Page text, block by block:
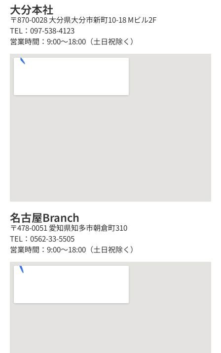
大分本社
〒870-0028 大分県大分市新町10-18 Mビル2F
TEL：097-538-4123
営業時間：9:00～18:00（土日祝除く）
名古屋Branch
〒478-0051 愛知県知多市朝倉町310
TEL：0562-33-5505
営業時間：9:00～18:00（土日祝除く）